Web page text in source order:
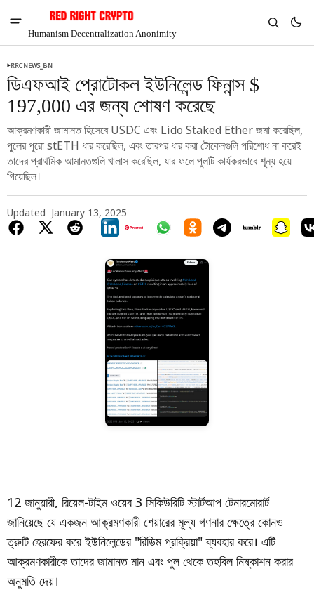
Humanism Decentralization Anonimity
RRCNEWS_BN
ডিএফআই প্রোটোকল ইউনিলেন্ড ফিনান্স $
197,000 এর জন্য শোষণ করেছে
আক্রমণকারী জামানত হিসেবে USDC এবং Lido Staked Ether জমা করেছিল,
পুলের পুরো stETH ধার করেছিল, এবং তারপর ধার করা টোকেনগুলি পরিশোধ না করেই
তাদের প্রাথমিক আমানতগুলি খালাস করেছিল, যার ফলে পুলটি কার্যকরভাবে শূন্য হয়ে
গিয়েছিল।
Updated January 13, 2025
12 জানুয়ারী, রিয়েল-টাইম ওয়েব 3 সিকিউরিটি স্টার্টআপ টেনারমোরার্ট
জানিয়েছে যে একজন আক্রমণকারী শেয়ারের মূল্য গণনার ক্ষেত্রে কোনও
ত্রুটি হেরফের করে ইউনিলেন্ডের "রিডিম প্রক্রিয়া" ব্যবহার করে। এটি
আক্রমণকারীকে তাদের জামানত মান এবং পুল থেকে তহবিল নিষ্কাশন করার
অনুমতি দেয়।